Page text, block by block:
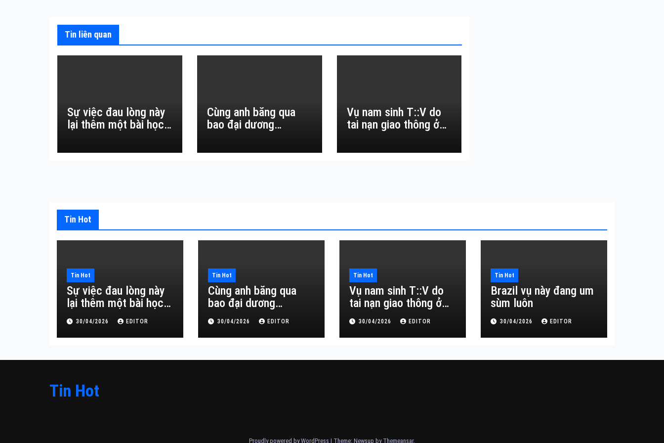
viết
Tin liên quan
Sự việc đau lòng này
lại thêm một bài học
thường.
Cùng anh băng qua
bao đại dương…
Vụ nam sinh T::V do
tai nạn giao thông ở
Tin Hot
Tin Hot
Sự việc đau lòng này
lại thêm một bài học
đắt giá về sự vô
thường.
30/04/2026 EDITOR
Tin Hot
Cùng anh băng qua
bao đại dương…
30/04/2026 EDITOR
Tin Hot
Vụ nam sinh T::V do
tai nạn giao thông ở
Đắk Lắk
30/04/2026 EDITOR
Tin Hot
Brazil vụ này đang um
sùm luôn
30/04/2026 EDITOR
Tin Hot
Proudly powered by WordPress | Theme: Newsup by Themeansar.